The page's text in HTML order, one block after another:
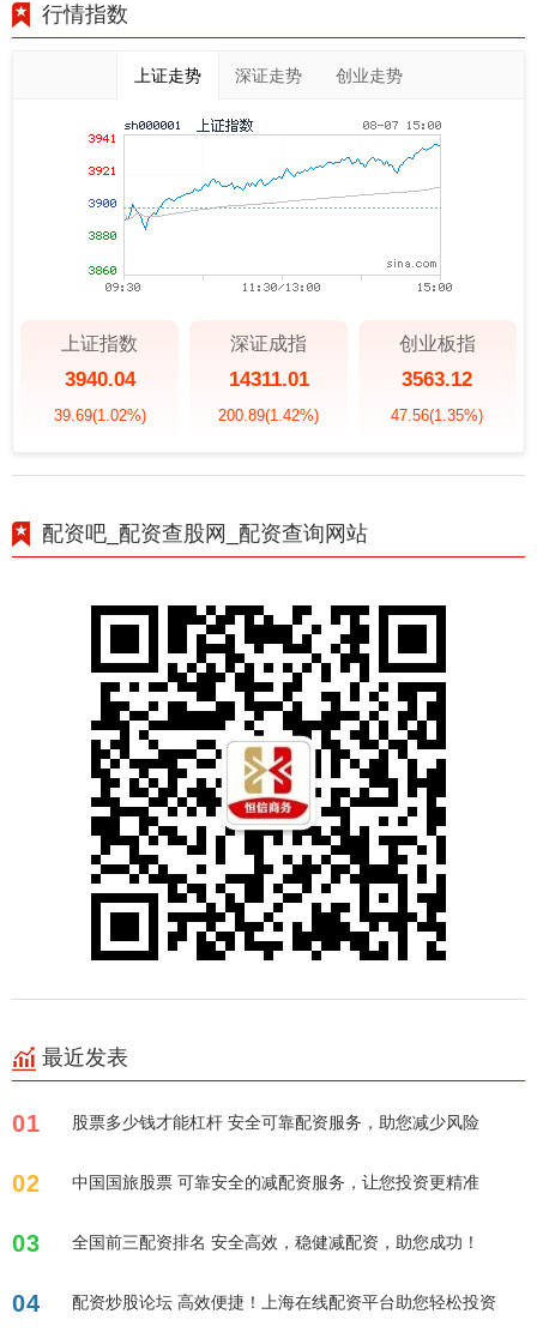
行情指数
上证走势 深证走势 创业走势
上证指数
3940.04
39.69(1.02%)
深证成指
14311.01
200.89(1.42%)
创业板指
3563.12
47.56(1.35%)
配资吧_配资查股网_配资查询网站
最近发表
01 股票多少钱才能杠杆 安全可靠配资服务，助您减少风险
02 中国国旅股票 可靠安全的减配资服务，让您投资更精准
03 全国前三配资排名 安全高效，稳健减配资，助您成功！
04 配资炒股论坛 高效便捷！上海在线配资平台助您轻松投资